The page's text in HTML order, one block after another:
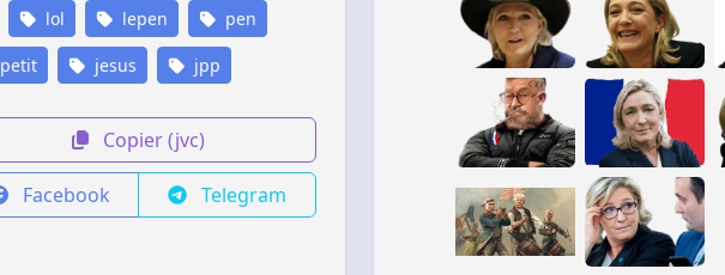
lol lepen pen
petit jesus jpp
Copier (jvc)
Facebook Telegram